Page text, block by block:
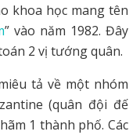
khoa học mang tên
” vào năm 1982. Đây
2 vị tướng quân.
tả về một nhóm
(quân đội đế
1 thành phố. Các